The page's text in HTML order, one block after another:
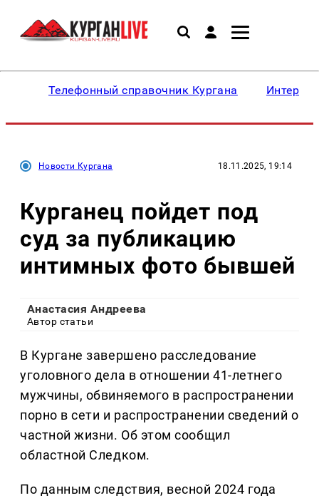
Телефонный справочник Кургана
Новости Кургана 18.11.2025, 19:14
Курганец пойдет под
суд за публикацию
интимных фото бывшей
Анастасия Андреева
Автор статьи
В Кургане завершено расследование
уголовного дела в отношении 41‑летнего
мужчины, обвиняемого в распространении
порно в сети и распространении сведений о
частной жизни. Об этом сообщил
областной Следком.
По данным следствия, весной 2024 года